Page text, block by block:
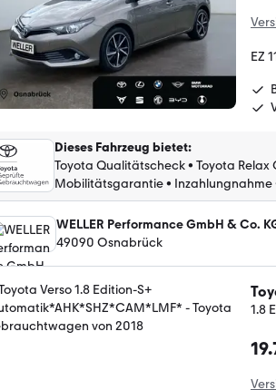
EZ
Dieses Fahrzeug bietet:
Toyota Qualitätscheck• Toyota Relax
Mobilitätsgarantie• Inzahlungnahme
WELLER Performance GmbH & Co.
49090 Osnabrück
1.8